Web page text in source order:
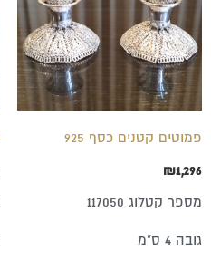
פמוטים קטנים כסף 925
₪1,296
מספר קטלוג 117050
גובה 4 ס"מ